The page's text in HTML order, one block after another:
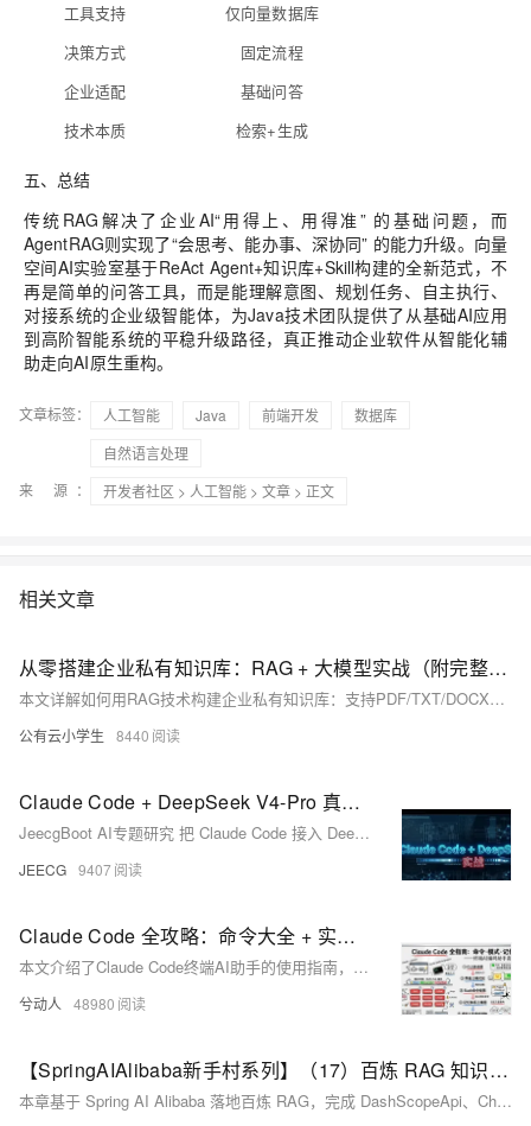
工具支持
仅向量数据库
决策方式
固定流程
企业适配
基础问答
技术本质
检索+生成
五、总结
传统RAG解决了企业AI“用得上、用得准” 的基础问题，而
AgentRAG则实现了“会思考、能办事、深协同” 的能力升级。向量
空间AI实验室基于ReAct Agent+知识库+Skill构建的全新范式，不
再是简单的问答工具，而是能理解意图、规划任务、自主执行、
对接系统的企业级智能体，为Java技术团队提供了从基础AI应用
到高阶智能系统的平稳升级路径，真正推动企业软件从智能化辅
助走向AI原生重构。
文章标签： 人工智能 Java 前端开发
数据库
自然语言处理
来 源：
开发者社区 > 人工智能 > 文章 > 正文
相关文章
从零搭建企业私有知识库：RAG + 大模型实战（附完整代码）
本文详解如何用RAG技术构建企业私有知识库：支持PDF/TXT/DOCX等文档上传、向量化存储与智能问答，让大模型精准理解业务数据，兼顾数据隐私、领域专业性与实时性，附完整代码与部署方案。
公有云小学生 8440
Claude Code + DeepSeek V4-Pro 真实评测：除了贵，没别的毛病
JeecgBoot AI专题研究 把 Claude Code 接入 DeepSeek V4Pro，跑完 Skills —— OA 审批、大屏、报表、部署 5 大实战场景后的真实体验 ![](https://oscimg.oschina.net/oscnet/up608d34aeb6bafc47f
JEECG 9407
Claude Code 全攻略：命令大全 + 实战工作流（建议收藏）
本文介绍了Claude Code终端AI助手的使用指南，主要内容包括：1)常用命令如版本查看、项目启动和更新；2)三种工作模式切换及界面说明；3)核心功能指令速查表，包含初始化、压缩对话、清除历史等操作；4)详细解析了/init、/help、/clear、/compact、/memory等关键命令的使用场景和语法。文章通过丰富的界面截图和场景示例，帮助开发者快速掌握如何通过命令行和交互界面高效使用Claude Code进行项目开发，特别强调了CLAUDE.md文件作为项目知识库的核心作用。
兮动人 48980
【SpringAIAlibaba新手村系列】（17）百炼 RAG 知识库应用
本章基于 Spring AI Alibaba 落地百炼 RAG，完成 DashScopeApi、ChatModel、ChatClient 配置，并通过检索器与 DocumentRetrievalAdvisor 组装检索增强问答链路，实现可运行的知识库问答接口。